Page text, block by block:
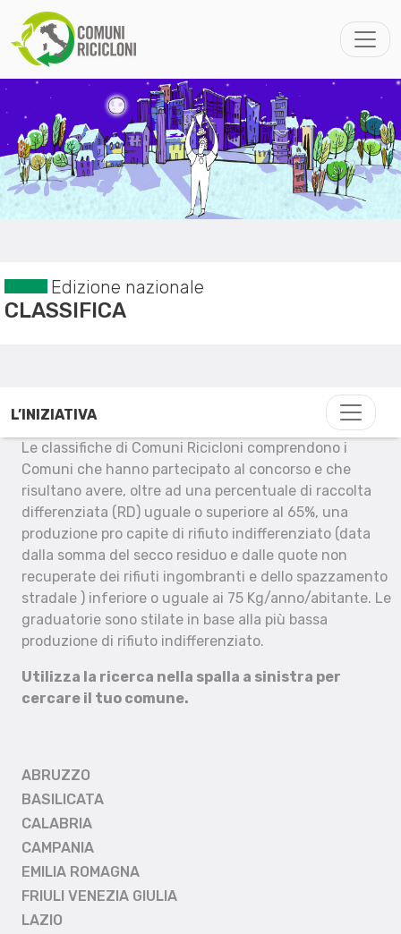
Edizione nazionale
CLASSIFICA
L’INIZIATIVA
Le classifiche di Comuni Ricicloni comprendono i
Comuni che hanno partecipato al concorso e che
risultano avere, oltre ad una percentuale di raccolta
differenziata (RD) uguale o superiore al 65%, una
produzione pro capite di rifiuto indifferenziato (data
dalla somma del secco residuo e dalle quote non
recuperate dei rifiuti ingombranti e dello spazzamento
stradale ) inferiore o uguale ai 75 Kg/anno/abitante. Le
graduatorie sono stilate in base alla più bassa
produzione di rifiuto indifferenziato.
Utilizza la ricerca nella spalla a sinistra per
cercare il tuo comune.
ABRUZZO
BASILICATA
CALABRIA
CAMPANIA
EMILIA ROMAGNA
FRIULI VENEZIA GIULIA
LAZIO